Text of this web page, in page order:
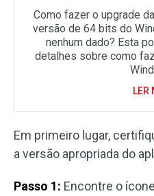
Como fazer o upgrade
versão de 64 bits do
nenhum dado? Esta
detalhes sobre como
LER
Em primeiro lugar,
a versão apropriada do
Passo 1: Encontre o ícone